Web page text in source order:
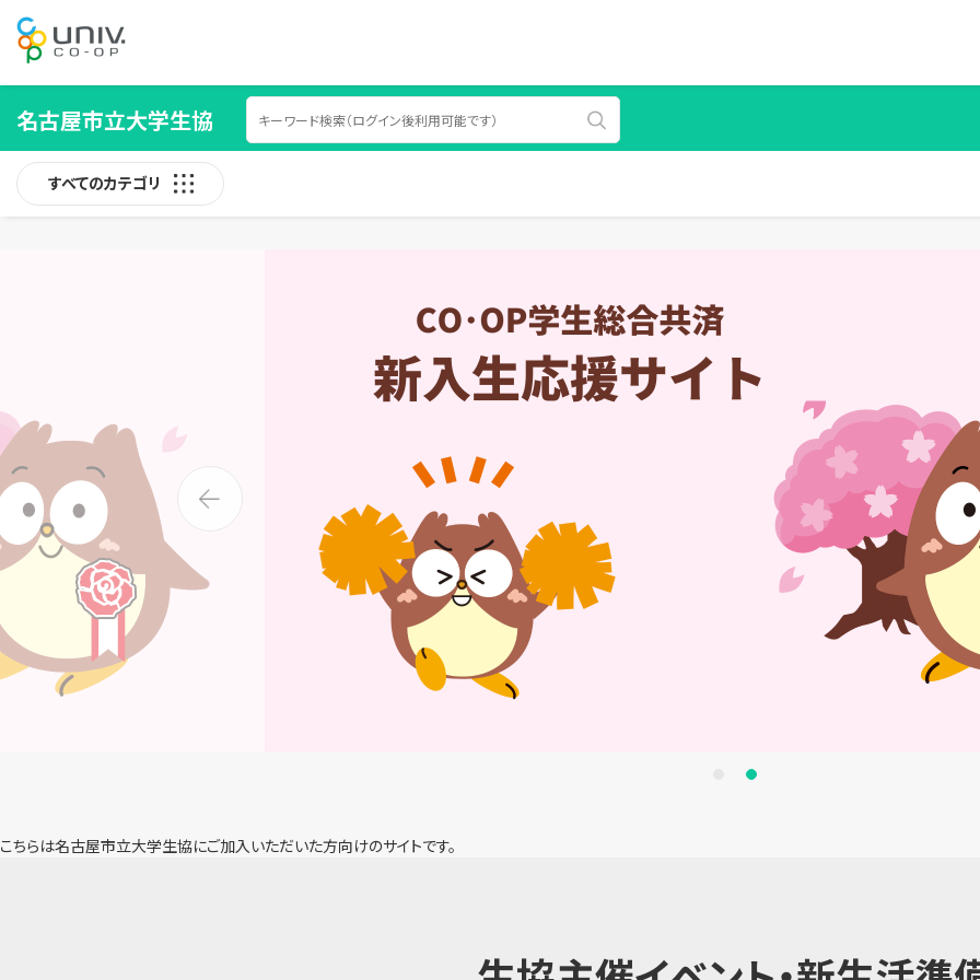
名古屋市立大学生協
すべてのカテゴリ
こちらは名古屋市立大学生協にご加入いただいた方向けのサイトです。